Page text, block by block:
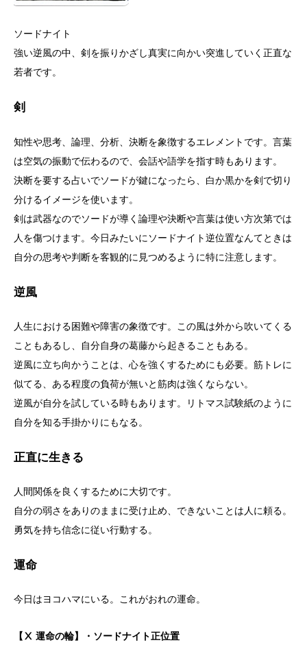
ソードナイト
強い逆風の中、剣を振りかざし真実に向かい突進していく正直な
若者です。
剣
知性や思考、論理、分析、決断を象徴するエレメントです。言葉
は空気の振動で伝わるので、会話や語学を指す時もあります。
決断を要する占いでソードが鍵になったら、白か黒かを剣で切り
分けるイメージを使います。
剣は武器なのでソードが導く論理や決断や言葉は使い方次第では
人を傷つけます。今日みたいにソードナイト逆位置なんてときは
自分の思考や判断を客観的に見つめるように特に注意します。
逆風
人生における困難や障害の象徴です。この風は外から吹いてくる
こともあるし、自分自身の葛藤から起きることもある。
逆風に立ち向かうことは、心を強くするためにも必要。筋トレに
似てる、ある程度の負荷が無いと筋肉は強くならない。
逆風が自分を試している時もあります。リトマス試験紙のように
自分を知る手掛かりにもなる。
正直に生きる
人間関係を良くするために大切です。
自分の弱さをありのままに受け止め、できないことは人に頼る。
勇気を持ち信念に従い行動する。
運命
今日はヨコハマにいる。これがおれの運命。
【Ⅹ 運命の輪】・ソードナイト正位置